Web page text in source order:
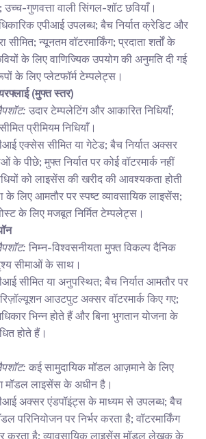
उच्च-गुणवत्ता वाली सिंगल-शॉट छवियाँ।
एपीआई उपलब्ध; बैच निर्यात क्रेडिट और
सीमित; न्यूनतम वॉटरमार्किंग; प्रदाता शर्तों के
के लिए वाणिज्यिक उपयोग की अनुमति दी गई
के लिए प्लेटफॉर्म टेम्पलेट्स।
(मुफ्त स्तर)
उदार टेम्पलेटिंग और आकारित निधियाँ;
प्रीमियम निधियाँ।
एक्सेस सीमित या गेटेड; बैच निर्यात अक्सर
के पीछे; मुफ्त निर्यात पर कोई वॉटरमार्क नहीं
को लाइसेंस की खरीद की आवश्यकता होती
के लिए आमतौर पर स्पष्ट व्यावसायिक लाइसेंस;
के लिए मजबूत निर्मित टेम्पलेट्स।
निम्न-विश्वसनीयता मुफ्त विकल्प दैनिक
सीमाओं के साथ।
सीमित या अनुपस्थित; बैच निर्यात आमतौर पर
आउटपुट अक्सर वॉटरमार्क किए गए;
भिन्न होते हैं और बिना भुगतान योजना के
होते हैं।
कई सामुदायिक मॉडल आज़माने के लिए
मॉडल लाइसेंस के अधीन है।
अक्सर एंडपॉइंट्स के माध्यम से उपलब्ध; बैच
परिनियोजन पर निर्भर करता है; वॉटरमार्किंग
करता है; व्यावसायिक लाइसेंस मॉडल लेखक के